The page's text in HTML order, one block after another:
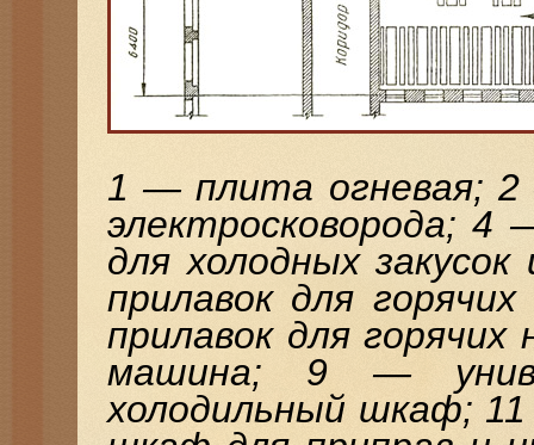
1 — плита огневая;
электросковорода;
для холодных
прилавок для
прилавок для
машина; 9 —
холодильный шкаф;